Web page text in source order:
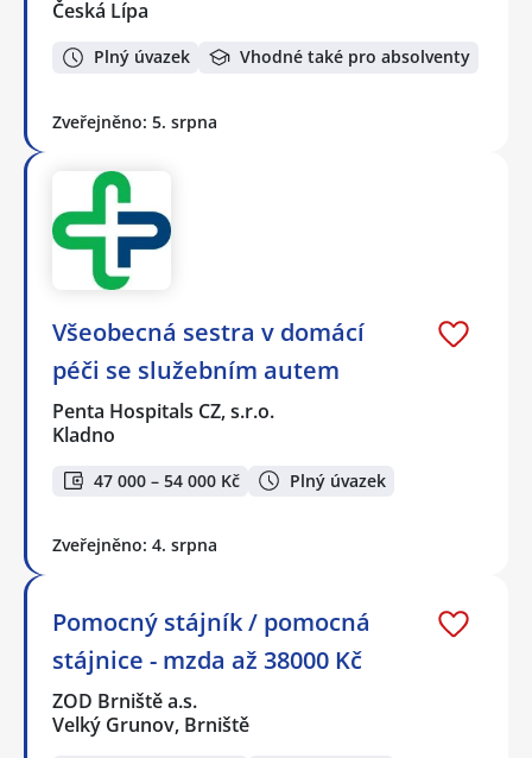
Česká Lípa
Plný úvazek Vhodné také pro absolventy
Zveřejněno: 5. srpna
Všeobecná sestra v domácí
péči se služebním autem
Penta Hospitals CZ, s.r.o.
Kladno
47 000 – 54 000 Kč Plný úvazek
Zveřejněno: 4. srpna
Pomocný stájník / pomocná
stájnice - mzda až 38000 Kč
ZOD Brniště a.s.
Velký Grunov, Brniště